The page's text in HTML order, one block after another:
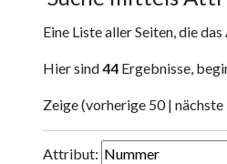
Eine Liste aller Seiten, die
Hier sind44 Ergebnisse,
Zeige (vorherige 50 | nächste
Attribut: